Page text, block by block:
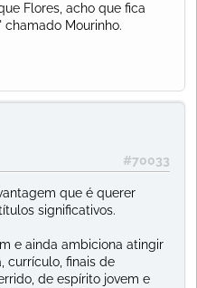
Flores, acho que fica
Mourinho.
#70033
que é querer
significativos.
e ainda ambiciona atingir
currículo, finais de
de espírito jovem e